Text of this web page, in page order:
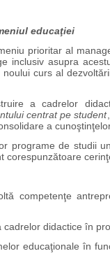
educaţiei
prioritar al
inclusiv asupra
curs al
a cadrelor
centrat pe student
a
programe de studii
corespunzătoare
competenţe
didactice în
educaţionale în